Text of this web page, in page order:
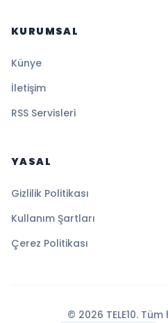
KURUMSAL
Künye
İletişim
RSS Servisleri
YASAL
Gizlilik Politikası
Kullanım Şartları
Çerez Politikası
© 2026 TELE10.